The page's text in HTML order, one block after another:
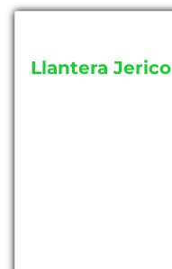
Llantera Jerico